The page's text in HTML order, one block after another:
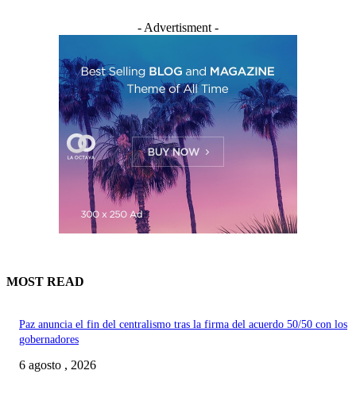
- Advertisment -
MOST READ
Paz anuncia el fin del centralismo tras la firma del acuerdo 50/50 con los
gobernadores
6 agosto , 2026